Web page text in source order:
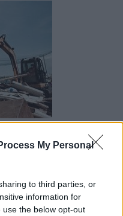
My Personal
to third parties, or
information for
the below opt-out